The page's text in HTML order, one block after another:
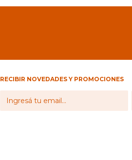
RECIBIR NOVEDADES Y PROMOCIONES